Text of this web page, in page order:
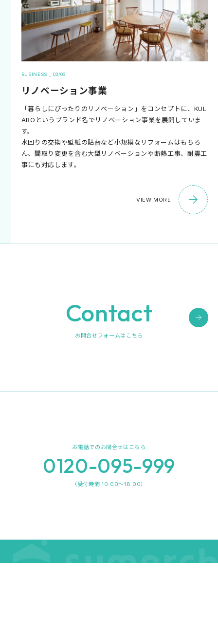
BUSINESS _ 03/03
リノベーション事業
「暮らしにぴったりのリノベーション」をコンセプトに、KUL
ABOというブランド名でリノベーション事業を展開していま
す。
水回りの交換や壁紙の貼替など小規模なリフォームはもちろ
ん、間取り変更を含む大型リノベーションや断熱工事、耐震工
事にも対応します。
VIEW MORE
Contact
お問合せフォームはこちら
お電話でのお問合せはこちら
0120-095-999
（受付時間 10:00～18:00）